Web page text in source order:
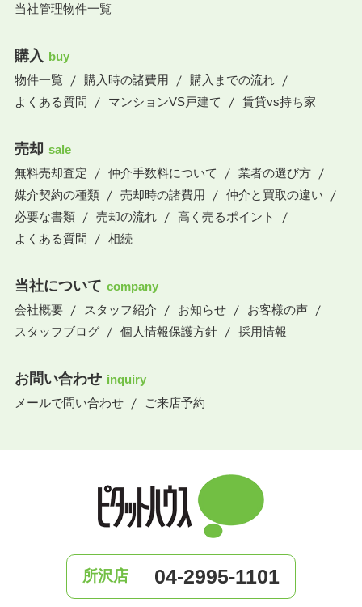
当社管理物件一覧
購入 buy
物件一覧
購入時の諸費用
購入までの流れ
よくある質問
マンションVS戸建て 賃貸vs持ち家
売却 sale
無料売却査定
仲介手数料について
業者の選び方
媒介契約の種類
売却時の諸費用
仲介と買取の違い
必要な書類
売却の流れ
高く売るポイント
よくある質問
相続
当社について company
会社概要
スタッフ紹介 お知らせ
お客様の声
スタッフブログ
個人情報保護方針 採用情報
お問い合わせ inquiry
メールで問い合わせ
ご来店予約
所沢店 04-2995-1101